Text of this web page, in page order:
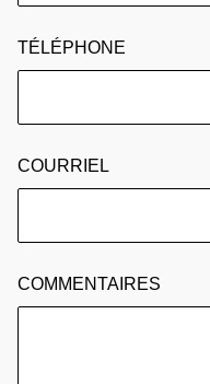
TÉLÉPHONE
COURRIEL
COMMENTAIRES